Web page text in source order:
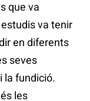
que va
va tenir
en diferents
seves
la fundició.
les